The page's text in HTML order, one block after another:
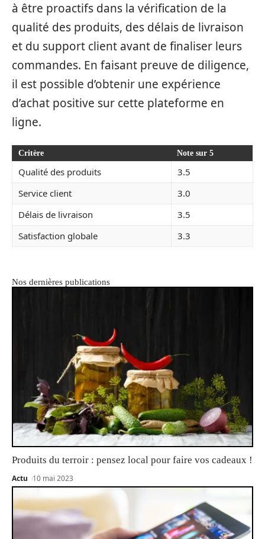
à être proactifs dans la vérification de la
qualité des produits, des délais de livraison
et du support client avant de finaliser leurs
commandes. En faisant preuve de diligence,
il est possible d’obtenir une expérience
d’achat positive sur cette plateforme en
ligne.
Critère Note sur 5
Qualité des produits
3.5
Service client
3.0
Délais de livraison
3.5
Satisfaction globale
3.3
Nos dernières publications
Produits du terroir : pensez local pour faire vos cadeaux !
Actu 10 mai 2023